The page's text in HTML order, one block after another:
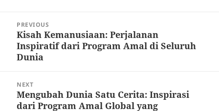
navigation
PREVIOUS
Previous
post:
Kisah Kemanusiaan: Perjalanan
Inspiratif dari Program Amal di Seluruh
Dunia
NEXT
Next
post:
Mengubah Dunia Satu Cerita: Inspirasi
dari Program Amal Global yang